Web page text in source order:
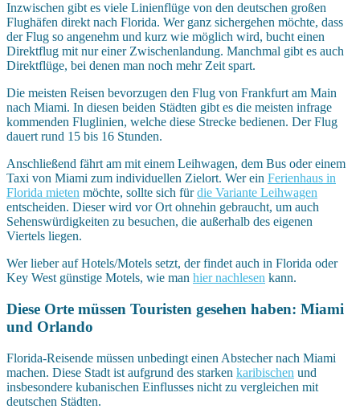
Inzwischen gibt es viele Linienflüge von den deutschen großen
Flughäfen direkt nach Florida. Wer ganz sichergehen möchte, dass
der Flug so angenehm und kurz wie möglich wird, bucht einen
Direktflug mit nur einer Zwischenlandung. Manchmal gibt es auch
Direktflüge, bei denen man noch mehr Zeit spart.
Die meisten Reisen bevorzugen den Flug von Frankfurt am Main
nach Miami. In diesen beiden Städten gibt es die meisten infrage
kommenden Fluglinien, welche diese Strecke bedienen. Der Flug
dauert rund 15 bis 16 Stunden.
Anschließend fährt am mit einem Leihwagen, dem Bus oder einem
Taxi von Miami zum individuellen Zielort. Wer ein Ferienhaus in
Florida mieten möchte, sollte sich fürdie Variante Leihwagen
entscheiden. Dieser wird vor Ort ohnehin gebraucht, um auch
Sehenswürdigkeiten zu besuchen, die außerhalb des eigenen
Viertels liegen.
Wer lieber auf Hotels/Motels setzt, der findet auch in Florida oder
Key West günstige Motels, wie man hier nachlesen kann.
Diese Orte müssen Touristen gesehen haben: Miami
und Orlando
Florida-Reisende müssen unbedingt einen Abstecher nach Miami
machen. Diese Stadt ist aufgrund des starken karibischen und
insbesondere kubanischen Einflusses nicht zu vergleichen mit
deutschen Städten.